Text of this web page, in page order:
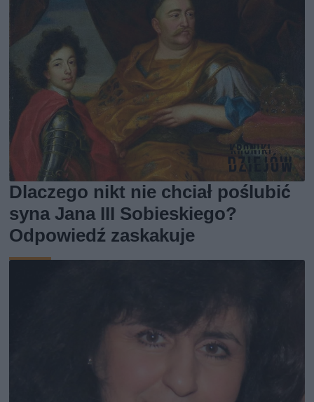
Dlaczego nikt nie chciał poślubić
syna Jana III Sobieskiego?
Odpowiedź zaskakuje